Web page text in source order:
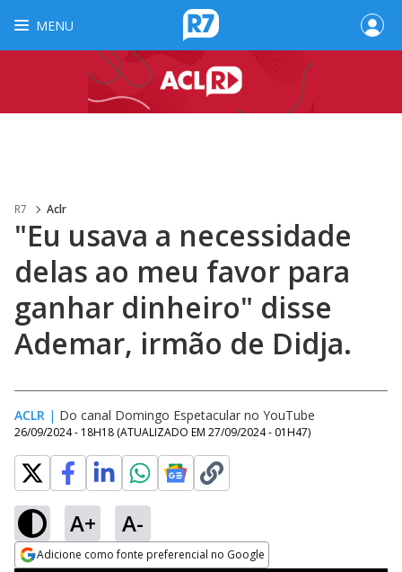
MENU
R7 Aclr
"Eu usava a necessidade
delas ao meu favor para
ganhar dinheiro" disse
Ademar, irmão de Didja.
ACLR | Do canal Domingo Espetacular no YouTube
26/09/2024 - 18H18 (ATUALIZADO EM 27/09/2024 - 01H47)
A+ A-
Adicione como fonte preferencial no Google